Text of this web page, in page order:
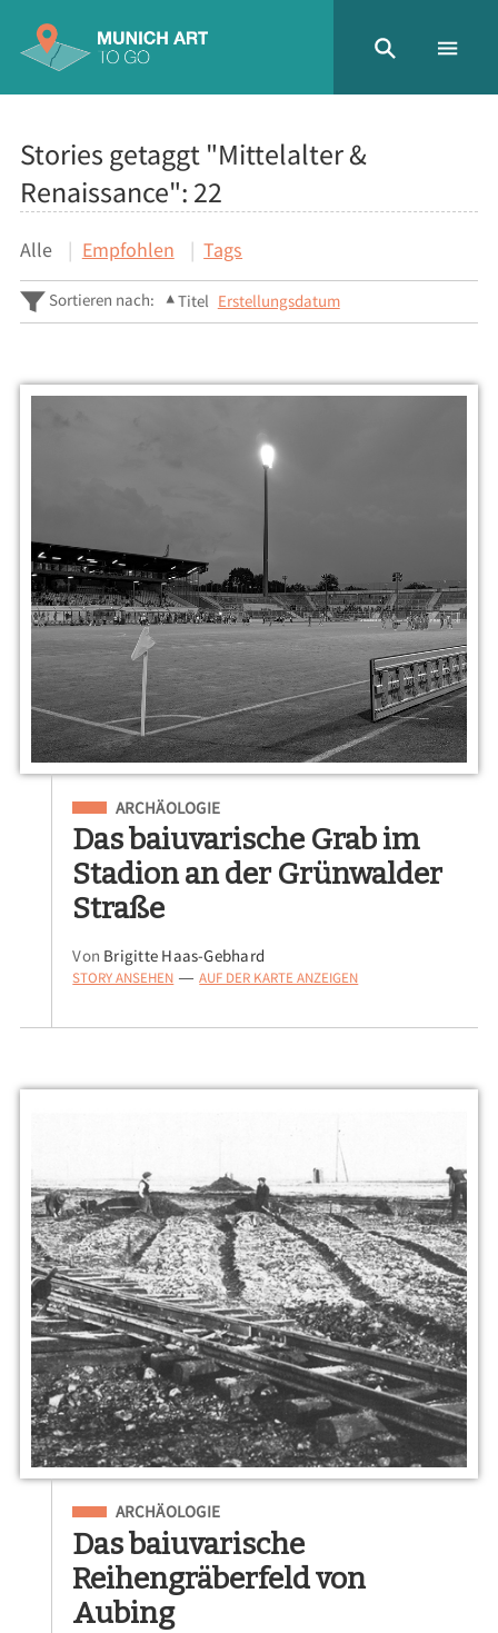
Stories getaggt "Mittelalter &
Renaissance": 22
Alle Empfohlen Tags
Sortieren nach: Titel Erstellungsdatum
Eingeordnet unter
ARCHÄOLOGIE
Das baiuvarische Grab im
Stadion an der Grünwalder
Straße
Von Brigitte Haas-Gebhard
STORY ANSEHEN — AUF DER KARTE ANZEIGEN
Eingeordnet unter
ARCHÄOLOGIE
Das baiuvarische
Reihengräberfeld von
Aubing